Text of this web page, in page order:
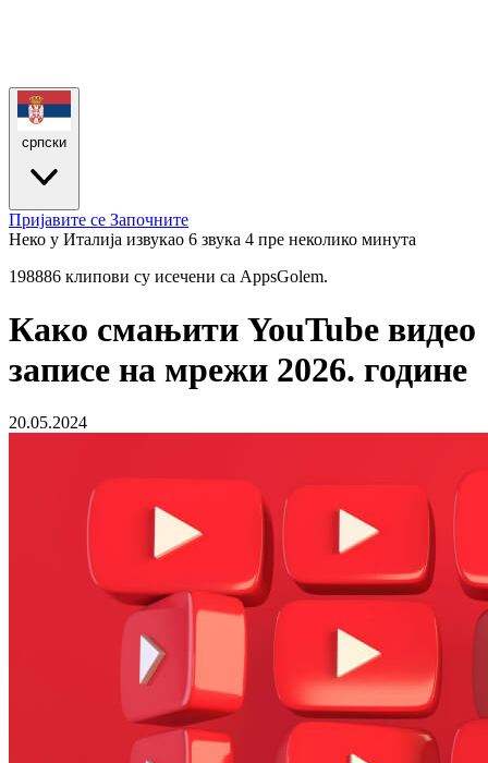
српски
Пријавите се Започните
Неко у Италија извукао 6 звука 4 пре неколико минута
198886 клипови су исечени са AppsGolem.
Како смањити YouTube видео
записе на мрежи 2026. године
20.05.2024